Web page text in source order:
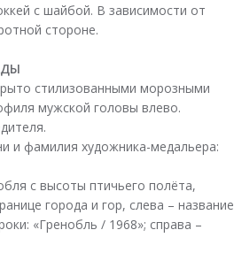
с шайбой. В зависимости от
стороне.
стилизованными морозными
мужской головы влево.
и фамилия художника-медальера:
с высоты птичьего полёта,
города и гор, слева – название
«Гренобль / 1968»; справа –